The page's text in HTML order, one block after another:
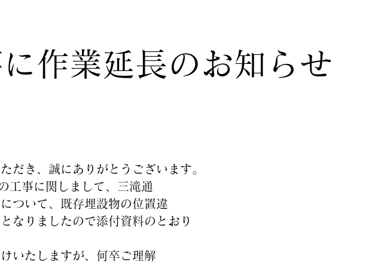
作業延長のお知らせ
だき、誠にありがとうございます。
工事に関しまして、三滝通
ついて、既存埋設物の位置違
なりましたので添付資料のとおり
いたしますが、何卒ご理解